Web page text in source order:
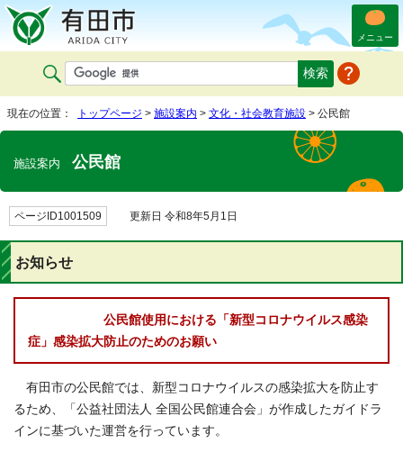
メニュー
現在の位置： トップページ > 施設案内 > 文化・社会教育施設 > 公民館
施設案内 公民館
ページID1001509 更新日 令和8年5月1日
お知らせ
公民館使用における「新型コロナウイルス感染
症」感染拡大防止のためのお願い
有田市の公民館では、新型コロナウイルスの感染拡大を防止す
るため、「公益社団法人 全国公民館連合会」が作成したガイドラ
インに基づいた運営を行っています。